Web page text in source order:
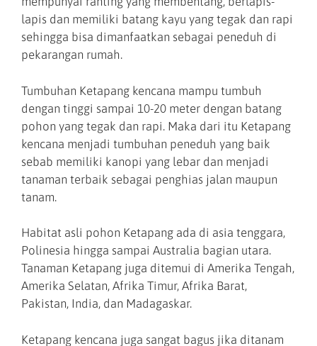
lapis dan memiliki batang kayu yang tegak dan rapi
sehingga bisa dimanfaatkan sebagai peneduh di
pekarangan rumah.
Tumbuhan Ketapang kencana mampu tumbuh
dengan tinggi sampai 10-20 meter dengan batang
pohon yang tegak dan rapi. Maka dari itu Ketapang
kencana menjadi tumbuhan peneduh yang baik
sebab memiliki kanopi yang lebar dan menjadi
tanaman terbaik sebagai penghias jalan maupun
tanam.
Habitat asli pohon Ketapang ada di asia tenggara,
Polinesia hingga sampai Australia bagian utara.
Tanaman Ketapang juga ditemui di Amerika Tengah,
Amerika Selatan, Afrika Timur, Afrika Barat,
Pakistan, India, dan Madagaskar.
Ketapang kencana juga sangat bagus jika ditanam